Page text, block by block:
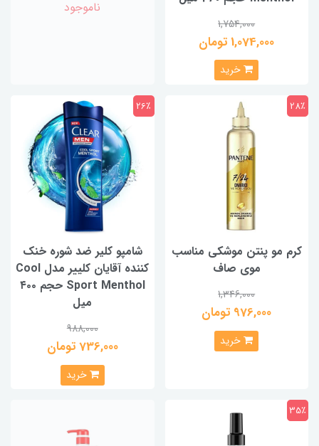
1,754,000
1,074,000 تومان
خرید
ناموجود
کرم مو پنتن موشکی مناسب
موی صاف
1,346,000
976,000 تومان
28٪
خرید
شامپو کلیر ضد شوره خنک
کننده آقایان کلییر مدل Cool
Sport Menthol حجم ۴۰۰
میل
988,000
736,000 تومان
26٪
خرید
35٪